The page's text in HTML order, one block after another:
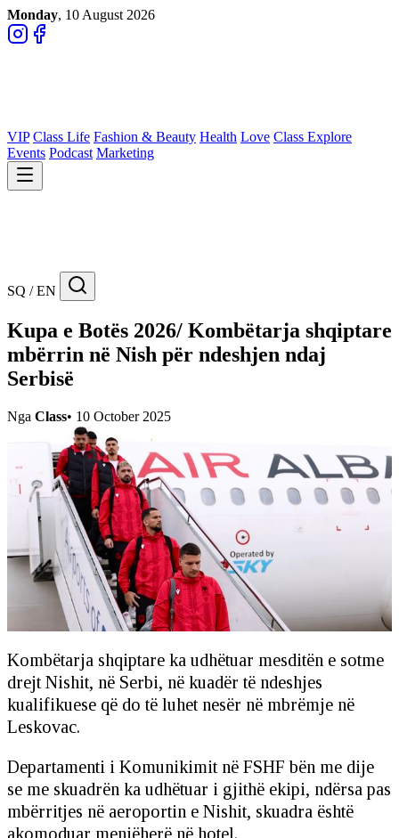
Monday, 10 August 2026
VIP Class Life Fashion & Beauty Health Love Class Explore
Events Podcast Marketing
SQ / EN
Kupa e Botës 2026/ Kombëtarja shqiptare
mbërrin në Nish për ndeshjen ndaj
Serbisë
Nga Class• 10 October 2025
Kombëtarja shqiptare ka udhëtuar mesditën e sotme
drejt Nishit, në Serbi, në kuadër të ndeshjes
kualifikuese që do të luhet nesër në mbrëmje në
Leskovac.
Departamenti i Komunikimit në FSHF bën me dije
se me skuadrën ka udhëtuar i gjithë ekipi, ndërsa pas
mbërritjes në aeroportin e Nishit, skuadra është
akomoduar menjëherë në hotel.